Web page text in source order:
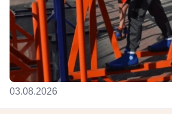
03.08.2026